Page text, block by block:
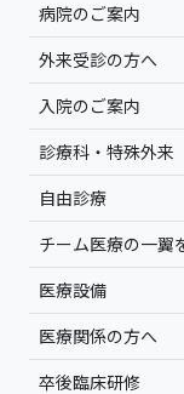
病院のご案内
外来受診の方へ
入院のご案内
診療科・特殊外来
自由診療
チーム医療の一翼
医療設備
医療関係の方へ
卒後臨床研修